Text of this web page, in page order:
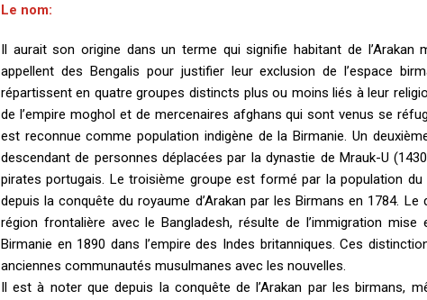
Le nom:
Il aurait son origine dans un terme qui signifie habitant de
appellent des Bengalis pour justifier leur exclusion de l’espace
répartissent en quatre groupes distincts plus ou moins liés à leur
de l’empire moghol et de mercenaires afghans qui sont venus se
est reconnue comme population indigène de la Birmanie. Un
descendant de personnes déplacées par la dynastie de Mrauk-U
pirates portugais. Le troisième groupe est formé par la population
depuis la conquête du royaume d’Arakan par les Birmans en 1784.
région frontalière avec le Bangladesh, résulte de l’immigration
Birmanie en 1890 dans l’empire des Indes britanniques. Ces
anciennes communautés musulmanes avec les nouvelles.
Il est à noter que depuis la conquête de l’Arakan par les birmans,